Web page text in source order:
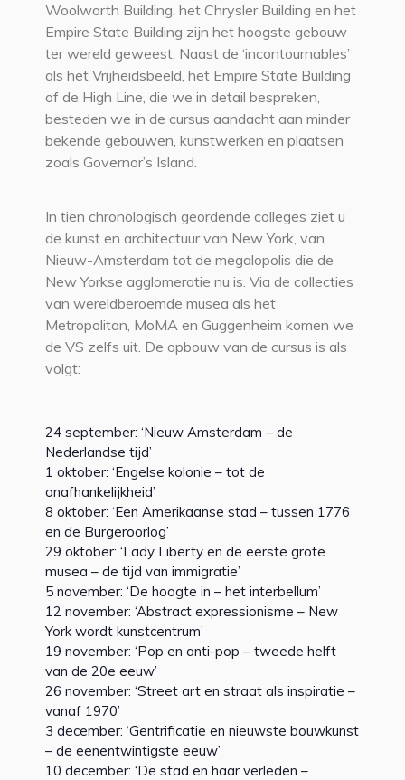
Woolworth Building, het Chrysler Building en het
Empire State Building zijn het hoogste gebouw
ter wereld geweest. Naast de ‘incontournables’
als het Vrijheidsbeeld, het Empire State Building
of de High Line, die we in detail bespreken,
besteden we in de cursus aandacht aan minder
bekende gebouwen, kunstwerken en plaatsen
zoals Governor’s Island.
In tien chronologisch geordende colleges ziet u
de kunst en architectuur van New York, van
Nieuw-Amsterdam tot de megalopolis die de
New Yorkse agglomeratie nu is. Via de collecties
van wereldberoemde musea als het
Metropolitan, MoMA en Guggenheim komen we
de VS zelfs uit. De opbouw van de cursus is als
volgt:
24 september: ‘Nieuw Amsterdam – de
Nederlandse tijd’
1 oktober: ‘Engelse kolonie – tot de
onafhankelijkheid’
8 oktober: ‘Een Amerikaanse stad – tussen 1776
en de Burgeroorlog’
29 oktober: ‘Lady Liberty en de eerste grote
musea – de tijd van immigratie’
5 november: ‘De hoogte in – het interbellum’
12 november: ‘Abstract expressionisme – New
York wordt kunstcentrum’
19 november: ‘Pop en anti-pop – tweede helft
van de 20e eeuw’
26 november: ‘Street art en straat als inspiratie –
vanaf 1970’
3 december: ‘Gentrificatie en nieuwste bouwkunst
– de eenentwintigste eeuw’
10 december: ‘De stad en haar verleden –